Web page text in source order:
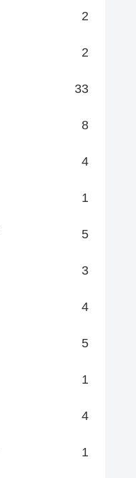
2
2
33
8
4
1
5
3
4
5
1
4
1